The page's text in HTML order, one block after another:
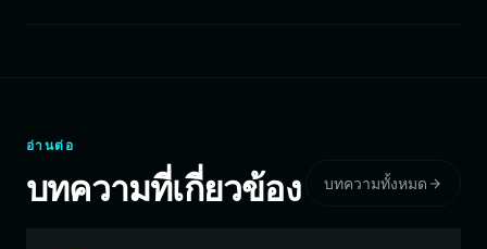
อ่านต่อ
บทความที่เกี่ยวข้อง บทความทั้งหมด